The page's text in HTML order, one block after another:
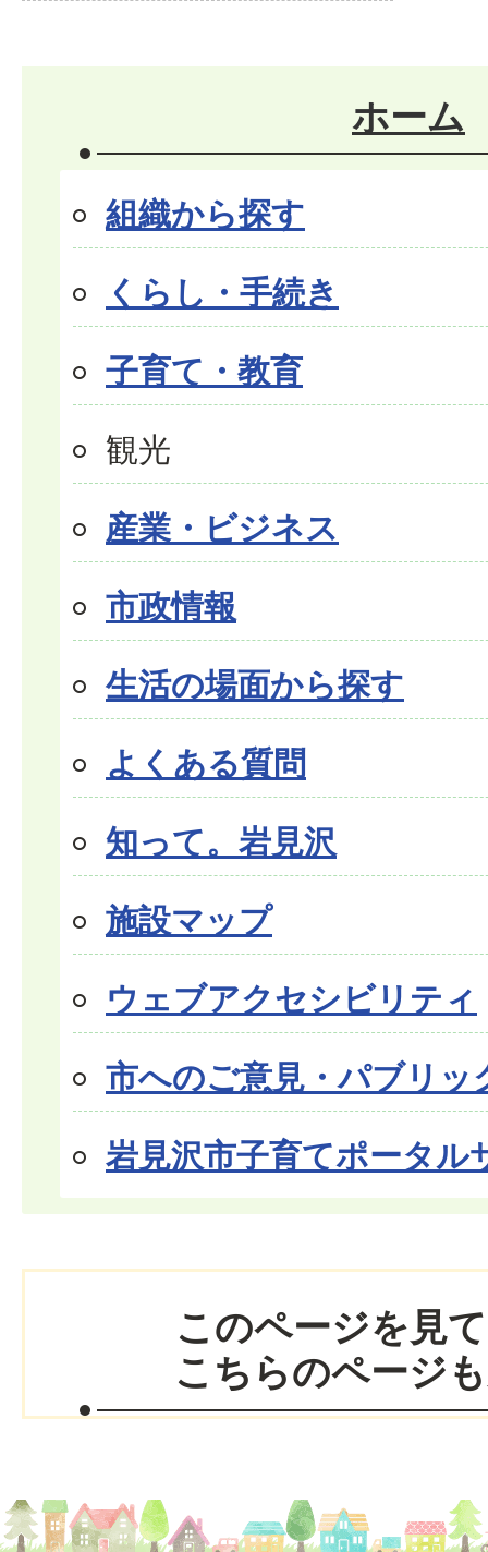
ホーム
組織から探す
くらし・手続き
子育て・教育
観光
産業・ビジネス
市政情報
生活の場面から探す
よくある質問
知って。岩見沢
施設マップ
ウェブアクセシビリティ
市へのご意見・パブリッ
岩見沢市子育てポータル
このページを見
こちらのページ